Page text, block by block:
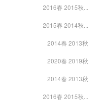
2016春 2015秋...
2015春 2014秋...
2014春 2013秋
2020春 2019秋
2014春 2013秋
2016春 2015秋...